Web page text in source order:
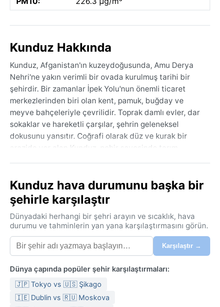
Kunduz Hakkında
Kunduz, Afganistan'ın kuzeydoğusunda, Amu Derya
Nehri'ne yakın verimli bir ovada kurulmuş tarihi bir
şehirdir. Bir zamanlar İpek Yolu'nun önemli ticaret
merkezlerinden biri olan kent, pamuk, buğday ve
meyve bahçeleriyle çevrilidir. Toprak damlı evler, dar
sokaklar ve hareketli çarşılar, şehrin geleneksel
dokusunu yansıtır. Coğrafi olarak düz ve kurak bir
arazide yer alan Kunduz, nehir sayesinde tarım
halkın misafirperverliği ve direnci hissedilir.
Kunduz, Köppen iklim sınıflandırmasına göre BSk yani
soğuk yarı kurak iklim kuşağındadır. Yazlar sıcak ve
kurak geçer; temmuz ayında sıcaklıklar 35°C'yi
bulabilir, nem ise oldukça düşüktür. Kışlar soğuk ve az
yağışlıdır, ocak ayında sıcaklık sıfırın altına düşer, kar
yağışı nadirdir. Yıllık yağış miktarı 200-300 mm
arasında değişir, en fazla yağış ilkbaharda görülür.
Yaz seyahatlerinde hafif pamuklu kıyafetler, güneş
gözlüğü ve şapka; kış içinse kalın bir mont, atkı ve
Kunduz hava durumunu başka bir
şehirle karşılaştır
Dünyadaki herhangi bir şehri arayın ve sıcaklık, hava
durumu ve tahminlerin yan yana karşılaştırmasını görün.
Karşılaştır →
Dünya çapında popüler şehir karşılaştırmaları:
🇯🇵 Tokyo vs 🇺🇸 Şikago
🇮🇪 Dublin vs 🇷🇺 Moskova